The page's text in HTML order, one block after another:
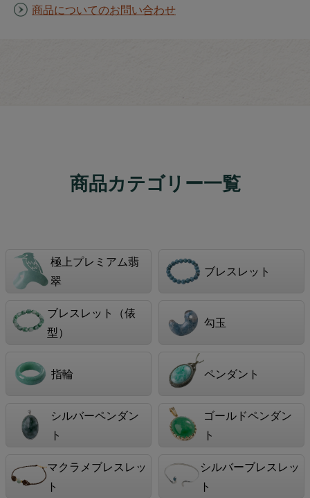
商品についてのお問い合わせ
商品カテゴリー一覧
極上プレミアム翡
翠
ブレスレット
ブレスレット（俵
型）
勾玉
指輪 ペンダント
シルバーペンダン
ト
ゴールドペンダン
ト
マクラメブレスレッ
ト
シルバーブレスレッ
ト